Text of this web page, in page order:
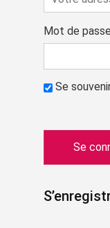
Mot de passe
Se